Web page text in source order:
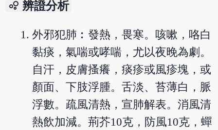
bubble_chart 辨證分析
外邪犯肺︰發熱，畏寒。咳嗽，咯白
黏痰，氣喘或哮喘，尤以夜晚為劇。
自汗，皮膚搔癢，痰疹或風疹塊，或
顏面、下肢浮腫。舌淡、苔薄白，脈
浮數。疏風清熱，宣肺解表。消風清
熱飲加減。荊芥10克，防風10克，蟬